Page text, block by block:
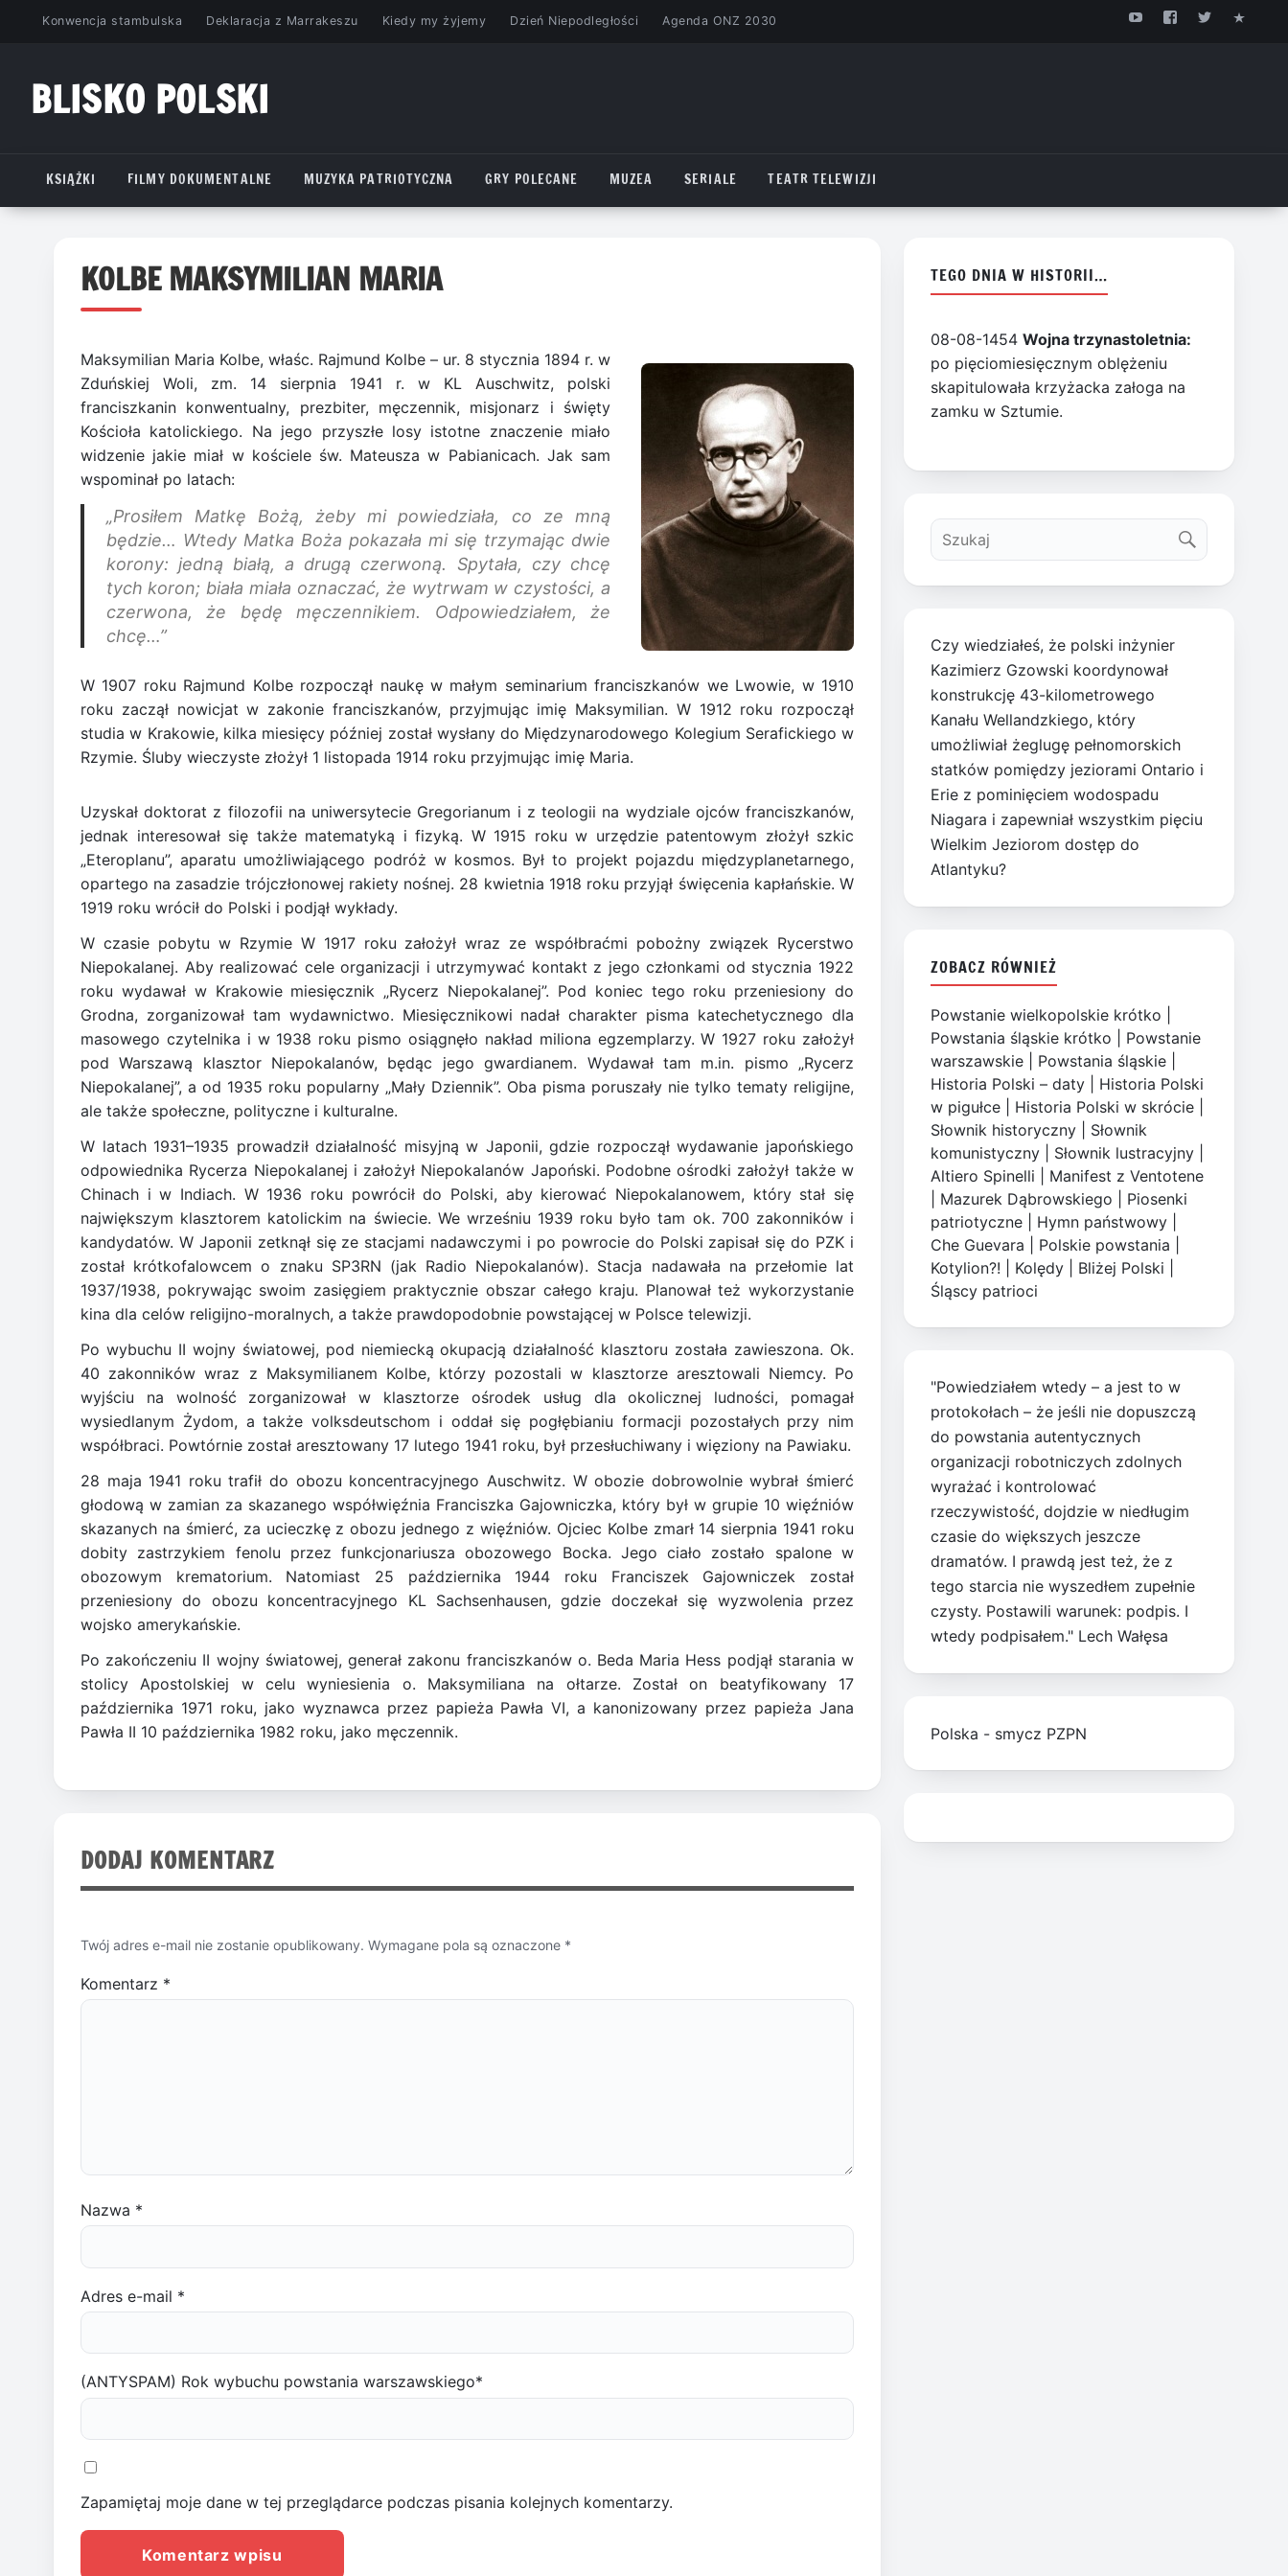
PrzejdźKonwencja stambulska Deklaracja z Marrakeszu Kiedy my żyjemy Dzień Niepodległości Agenda ONZ 2030
BLISKO POLSKI
KSIĄŻKI
FILMY DOKUMENTALNE MUZYKA PATRIOTYCZNA GRY POLECANE MUZEA SERIALE TEATR TELEWIZJI
KOLBE MAKSYMILIAN MARIA
Maksymilian Maria Kolbe, właśc. Rajmund Kolbe – ur. 8 stycznia 1894 r. w
Zduńskiej Woli, zm. 14 sierpnia 1941 r. w KL Auschwitz, polski
franciszkanin konwentualny, prezbiter, męczennik, misjonarz i święty
Kościoła katolickiego. Na jego przyszłe losy istotne znaczenie miało
widzenie jakie miał w kościele św. Mateusza w Pabianicach. Jak sam
wspominał po latach:
„Prosiłem Matkę Bożą, żeby mi powiedziała, co ze mną
będzie… Wtedy Matka Boża pokazała mi się trzymając dwie
korony: jedną białą, a drugą czerwoną. Spytała, czy chcę
tych koron; biała miała oznaczać, że wytrwam w czystości, a
czerwona, że będę męczennikiem. Odpowiedziałem, że
chcę…”
W 1907 roku Rajmund Kolbe rozpoczął naukę w małym seminarium franciszkanów we Lwowie, w 1910
roku zaczął nowicjat w zakonie franciszkanów, przyjmując imię Maksymilian. W 1912 roku rozpoczął
studia w Krakowie, kilka miesięcy później został wysłany do Międzynarodowego Kolegium Serafickiego w
Rzymie. Śluby wieczyste złożył 1 listopada 1914 roku przyjmując imię Maria.
Uzyskał doktorat z filozofii na uniwersytecie Gregorianum i z teologii na wydziale ojców franciszkanów,
jednak interesował się także matematyką i fizyką. W 1915 roku w urzędzie patentowym złożył szkic
„Eteroplanu”, aparatu umożliwiającego podróż w kosmos. Był to projekt pojazdu międzyplanetarnego,
opartego na zasadzie trójczłonowej rakiety nośnej. 28 kwietnia 1918 roku przyjął święcenia kapłańskie. W
1919 roku wrócił do Polski i podjął wykłady.
W czasie pobytu w Rzymie W 1917 roku założył wraz ze współbraćmi pobożny związek Rycerstwo
Niepokalanej. Aby realizować cele organizacji i utrzymywać kontakt z jego członkami od stycznia 1922
roku wydawał w Krakowie miesięcznik „Rycerz Niepokalanej”. Pod koniec tego roku przeniesiony do
Grodna, zorganizował tam wydawnictwo. Miesięcznikowi nadał charakter pisma katechetycznego dla
masowego czytelnika i w 1938 roku pismo osiągnęło nakład miliona egzemplarzy. W 1927 roku założył
pod Warszawą klasztor Niepokalanów, będąc jego gwardianem. Wydawał tam m.in. pismo „Rycerz
Niepokalanej”, a od 1935 roku popularny „Mały Dziennik”. Oba pisma poruszały nie tylko tematy religijne,
ale także społeczne, polityczne i kulturalne.
W latach 1931–1935 prowadził działalność misyjną w Japonii, gdzie rozpoczął wydawanie japońskiego
odpowiednika Rycerza Niepokalanej i założył Niepokalanów Japoński. Podobne ośrodki założył także w
Chinach i w Indiach. W 1936 roku powrócił do Polski, aby kierować Niepokalanowem, który stał się
największym klasztorem katolickim na świecie. We wrześniu 1939 roku było tam ok. 700 zakonników i
kandydatów. W Japonii zetknął się ze stacjami nadawczymi i po powrocie do Polski zapisał się do PZK i
został krótkofalowcem o znaku SP3RN (jak Radio Niepokalanów). Stacja nadawała na przełomie lat
1937/1938, pokrywając swoim zasięgiem praktycznie obszar całego kraju. Planował też wykorzystanie
kina dla celów religijno-moralnych, a także prawdopodobnie powstającej w Polsce telewizji.
Po wybuchu II wojny światowej, pod niemiecką okupacją działalność klasztoru została zawieszona. Ok.
40 zakonników wraz z Maksymilianem Kolbe, którzy pozostali w klasztorze aresztowali Niemcy. Po
wyjściu na wolność zorganizował w klasztorze ośrodek usług dla okolicznej ludności, pomagał
wysiedlanym Żydom, a także volksdeutschom i oddał się pogłębianiu formacji pozostałych przy nim
współbraci. Powtórnie został aresztowany 17 lutego 1941 roku, był przesłuchiwany i więziony na Pawiaku.
28 maja 1941 roku trafił do obozu koncentracyjnego Auschwitz. W obozie dobrowolnie wybrał śmierć
głodową w zamian za skazanego współwięźnia Franciszka Gajowniczka, który był w grupie 10 więźniów
skazanych na śmierć, za ucieczkę z obozu jednego z więźniów. Ojciec Kolbe zmarł 14 sierpnia 1941 roku
dobity zastrzykiem fenolu przez funkcjonariusza obozowego Bocka. Jego ciało zostało spalone w
obozowym krematorium. Natomiast 25 października 1944 roku Franciszek Gajowniczek został
przeniesiony do obozu koncentracyjnego KL Sachsenhausen, gdzie doczekał się wyzwolenia przez
wojsko amerykańskie.
Po zakończeniu II wojny światowej, generał zakonu franciszkanów o. Beda Maria Hess podjął starania w
stolicy Apostolskiej w celu wyniesienia o. Maksymiliana na ołtarze. Został on beatyfikowany 17
października 1971 roku, jako wyznawca przez papieża Pawła VI, a kanonizowany przez papieża Jana
Pawła II 10 października 1982 roku, jako męczennik.
DODAJ KOMENTARZ
Twój adres e-mail nie zostanie opublikowany. Wymagane pola są oznaczone *
Komentarz *
Nazwa *
Adres e-mail *
(ANTYSPAM) Rok wybuchu powstania warszawskiego*
Zapamiętaj moje dane w tej przeglądarce podczas pisania kolejnych komentarzy.
TEGO DNIA W HISTORII…
08-08-1454Wojna trzynastoletnia:
po pięciomiesięcznym oblężeniu
skapitulowała krzyżacka załoga na
zamku w Sztumie.
Czy wiedziałeś, że polski inżynier
Kazimierz Gzowski koordynował
konstrukcję 43-kilometrowego
Kanału Wellandzkiego, który
umożliwiał żeglugę pełnomorskich
statków pomiędzy jeziorami Ontario i
Erie z pominięciem wodospadu
Niagara i zapewniał wszystkim pięciu
Wielkim Jeziorom dostęp do
Atlantyku?
ZOBACZ RÓWNIEŻ
Powstanie wielkopolskie krótko
Powstania śląskie krótko
Powstanie
warszawskie
Powstania śląskie
Historia Polski – daty
Historia Polski
w pigułce
Historia Polski w skrócie
Słownik historyczny
Słownik
komunistyczny
Słownik lustracyjny
Altiero Spinelli
Manifest z Ventotene
Mazurek Dąbrowskiego
Piosenki
patriotyczne
Hymn państwowy
Che Guevara
Polskie powstania
Kotylion?!
Kolędy Bliżej Polski
Śląscy patrioci
"Powiedziałem wtedy – a jest to w
protokołach – że jeśli nie dopuszczą
do powstania autentycznych
organizacji robotniczych zdolnych
wyrażać i kontrolować
rzeczywistość, dojdzie w niedługim
czasie do większych jeszcze
dramatów. I prawdą jest też, że z
tego starcia nie wyszedłem zupełnie
czysty. Postawili warunek: podpis. I
wtedy podpisałem." Lech Wałęsa
Polska - smycz PZPN